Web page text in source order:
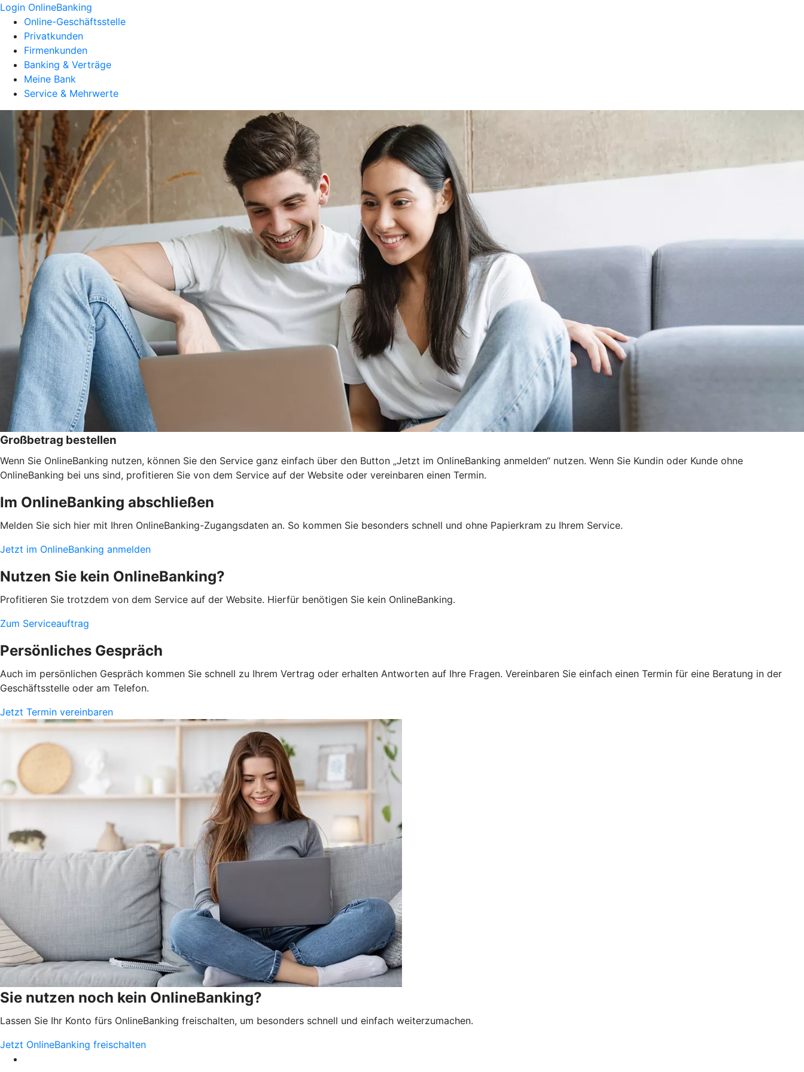
Login OnlineBanking
Online-Geschäftsstelle
Privatkunden
Firmenkunden
Banking & Verträge
Meine Bank
Service & Mehrwerte
Großbetrag bestellen
Wenn Sie OnlineBanking nutzen, können Sie den Service ganz einfach über den Button „Jetzt im OnlineBanking anmelden“ nutzen. Wenn Sie Kundin oder Kunde ohne
OnlineBanking bei uns sind, profitieren Sie von dem Service auf der Website oder vereinbaren einen Termin.
Im OnlineBanking abschließen
Melden Sie sich hier mit Ihren OnlineBanking-Zugangsdaten an. So kommen Sie besonders schnell und ohne Papierkram zu Ihrem Service.
Jetzt im OnlineBanking anmelden
Nutzen Sie kein OnlineBanking?
Profitieren Sie trotzdem von dem Service auf der Website. Hierfür benötigen Sie kein OnlineBanking.
Zum Serviceauftrag
Persönliches Gespräch
Auch im persönlichen Gespräch kommen Sie schnell zu Ihrem Vertrag oder erhalten Antworten auf Ihre Fragen. Vereinbaren Sie einfach einen Termin für eine Beratung in der
Geschäftsstelle oder am Telefon.
Jetzt Termin vereinbaren
Sie nutzen noch kein OnlineBanking?
Lassen Sie Ihr Konto fürs OnlineBanking freischalten, um besonders schnell und einfach weiterzumachen.
Jetzt OnlineBanking freischalten